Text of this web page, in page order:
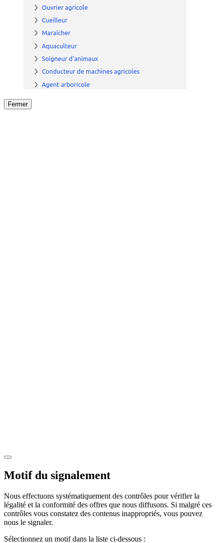
Fermer
Motif du signalement
Nous effectuons systématiquement des contrôles pour vérifier la
légalité et la conformité des offres que nous diffusons. Si malgré ces
contrôles vous constatez des contenus inappropriés, vous pouvez
nous le signaler.
Sélectionnez un motif dans la liste ci-dessous :